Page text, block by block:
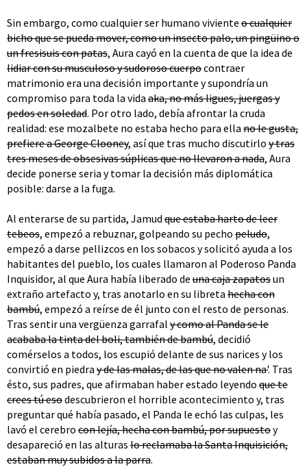
Sin embargo, como cualquier ser humano viviente o cualquier
bicho que se pueda mover, como un insecto palo, un pingüino o
un fresisuis con patas, Aura cayó en la cuenta de que la idea de
lidiar con su musculoso y sudoroso cuerpocontraer
matrimonio era una decisión importante y supondría un
compromiso para toda la vida aka, no más ligues, juergas y
pedos en soledad. Por otro lado, debía afrontar la cruda
realidad: ese mozalbete no estaba hecho para ella no le gusta,
prefiere a George Clooney, así que tras mucho discutirlo y tras
tres meses de obsesivas súplicas que no llevaron a nada, Aura
decide ponerse seria y tomar la decisión más diplomática
posible: darse a la fuga.
Al enterarse de su partida, Jamud que estaba harto de leer
tebeos, empezó a rebuznar, golpeando su pecho peludo,
empezó a darse pellizcos en los sobacos y solicitó ayuda a los
habitantes del pueblo, los cuales llamaron al Poderoso Panda
Inquisidor, al que Aura había liberado de una caja zapatosun
extraño artefacto y, tras anotarlo en su libreta hecha con
bambú, empezó a reírse de él junto con el resto de personas.
Tras sentir una vergüenza garrafal y como al Panda se le
acababa la tinta del boli, también de bambú, decidió
comérselos a todos, los escupió delante de sus narices y los
convirtió en piedra y de las malas, de las que no valen na'. Tras
ésto, sus padres, que afirmaban haber estado leyendo que te
crees tú esodescubrieron el horrible acontecimiento y, tras
preguntar qué había pasado, el Panda le echó las culpas, les
lavó el cerebro con lejía, hecha con bambú, por supuestoy
desapareció en las alturas lo reclamaba la Santa Inquisición,
estaban muy subidos a la parra.